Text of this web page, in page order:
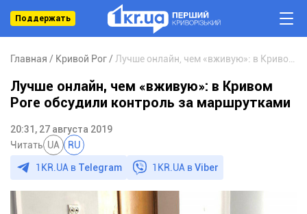
Поддержать
Главная Кривой Рог
Лучше онлайн, чем «вживую»: в Кривом
Роге обсудили контроль за маршрутками
20:31, 27 августа 2019
Читать UA RU
1KR.UA в Telegram 1KR.UA вViber